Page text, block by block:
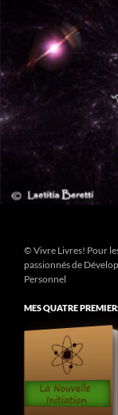
contenu
© Vivre Livres! Pour
passionnés de
Personnel
MES QUATRE